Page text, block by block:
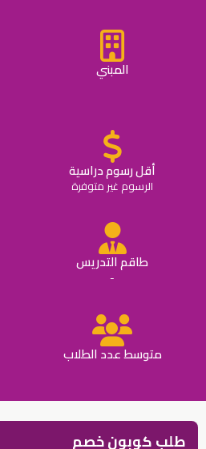
المبني
أقل رسوم دراسية
الرسوم غير متوفرة
طاقم التدريس
-
متوسط عدد الطلاب
طلب كوبون خصم